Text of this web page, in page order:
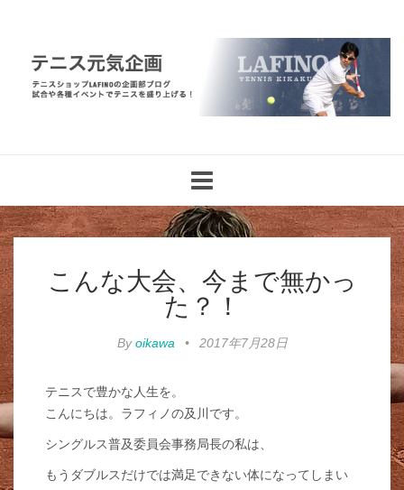
navigation
こんな大会、今まで無かっ
た？！
Byoikawa • 2017年7月28日
テニスで豊かな人生を。
こんにちは。ラフィノの及川です。
シングルス普及委員会事務局長の私は、
もうダブルスだけでは満足できない体になってしまい